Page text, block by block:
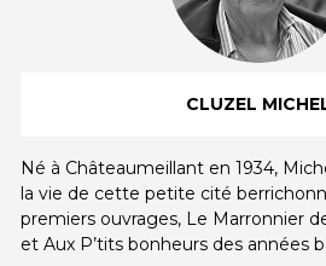
CLUZEL
Né à Châteaumeillant en 1934,
la vie de cette petite cité
premiers ouvrages, Le Marronnier
et Aux P’tits bonheurs des années